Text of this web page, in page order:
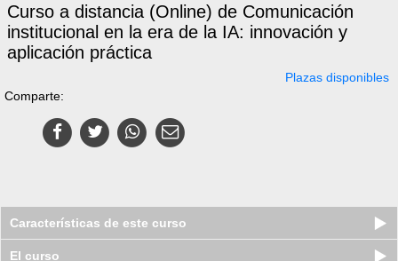
Curso a distancia (Online) de Comunicación
institucional en la era de la IA: innovación y
aplicación práctica
Plazas disponibles
Comparte:
Características de este curso
El curso